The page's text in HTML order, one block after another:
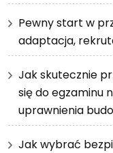
Pewny start w
adaptacja,
Jak skutecznie
się do egzaminu
uprawnienia
Jak wybrać